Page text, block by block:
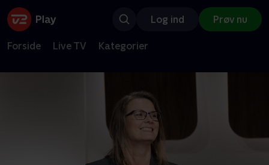
Log ind Prøv nu
Forside Live TV Kategorier